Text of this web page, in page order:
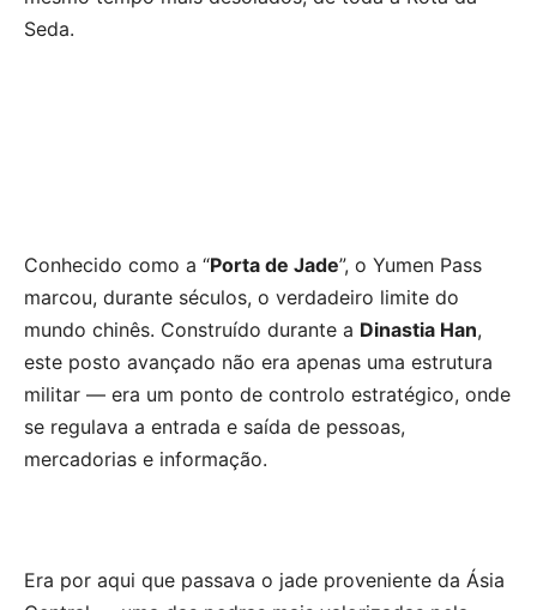
Seda.
Conhecido como a “Porta de Jade”, o Yumen Pass
marcou, durante séculos, o verdadeiro limite do
mundo chinês. Construído durante a Dinastia Han,
este posto avançado não era apenas uma estrutura
militar — era um ponto de controlo estratégico, onde
se regulava a entrada e saída de pessoas,
mercadorias e informação.
Era por aqui que passava o jade proveniente da Ásia